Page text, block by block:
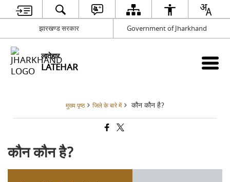
झारखण्ड सरकार Government of Jharkhand
लातेहार
LATEHAR
मुख्य पृष्ठ जिले के बारे में कौन कौन है?
कौन कौन है?